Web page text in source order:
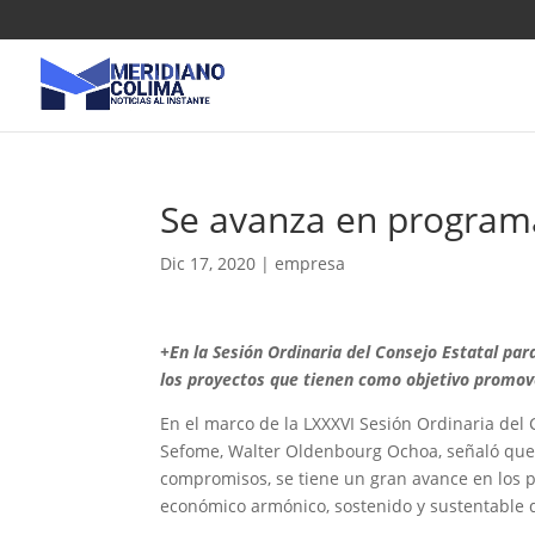
Se avanza en
Dic 17, 2020 |empresa
+En la Sesión Ordinaria del Consejo Estatal
los proyectos que tienen como objetivo
En el marco de la LXXXVI Sesión Ordinaria
Sefome, Walter Oldenbourg Ochoa, señaló
compromisos, se tiene un gran avance en
económico armónico, sostenido y sustentable